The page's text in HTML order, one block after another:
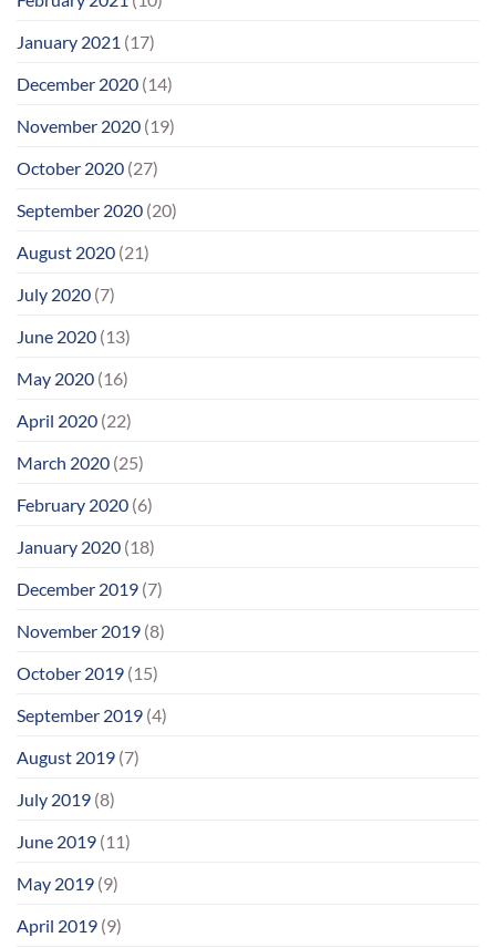
January 2021 (17)
December 2020 (14)
November 2020 (19)
October 2020 (27)
September 2020 (20)
August 2020 (21)
July 2020 (7)
June 2020 (13)
May 2020 (16)
April 2020 (22)
March 2020 (25)
February 2020 (6)
January 2020 (18)
December 2019 (7)
November 2019 (8)
October 2019 (15)
September 2019 (4)
August 2019 (7)
July 2019 (8)
June 2019 (11)
May 2019 (9)
April 2019 (9)